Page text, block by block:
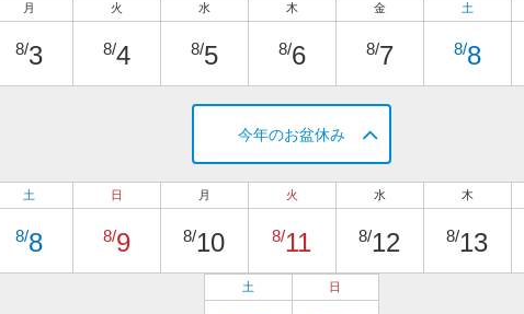
月
8/3
火
8/4
水
8/5
木
8/6
金
8/7
土
8/8
今年のお盆休み
土
8/8
日
8/9
月
8/10
火
8/11
水
8/12
木
8/13
土 日